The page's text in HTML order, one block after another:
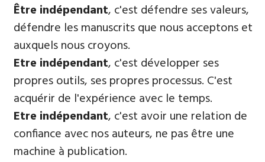
Être indépendant, c'est défendre ses valeurs,
défendre les manuscrits que nous acceptons et
auxquels nous croyons.
Etre indépendant, c'est développer ses
propres outils, ses propres processus. C'est
acquérir de l'expérience avec le temps.
Etre indépendant, c'est avoir une relation de
confiance avec nos auteurs, ne pas être une
machine à publication.